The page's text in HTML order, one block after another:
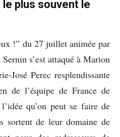
plus souvent le
!” du 27 juillet animée par
s’est attaqué à Marion
José Perec resplendissante
de l’équipe de France de
qu’on peut se faire de
sortent de leur domaine de